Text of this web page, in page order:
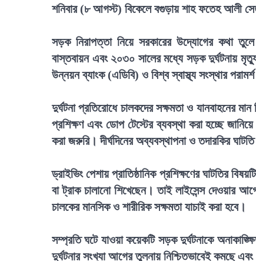
শনিবার (৮ আগস্ট) বিকেলে বগুড়ায় শাহ ফতেহ আলী
সড়ক নিরাপত্তা নিয়ে সরকারের উদ্যোগের কথা
বাস্তবায়ন এবং ২০৩০ সালের মধ্যে সড়ক দুর্ঘটনায়
উন্নয়ন ব্যাংক (এডিবি) ও বিশ্ব স্বাস্থ্য সংস্থার
দুর্ঘটনা প্রতিরোধে চালকদের সক্ষমতা ও যানবাহনের
প্রশিক্ষণ এবং ডোপ টেস্টের ব্যবস্থা করা হচ্ছে
করা জরুরি। দীর্ঘদিনের অব্যবস্থাপনা ও তদারকির
ড্রাইভিং পেশায় প্রাতিষ্ঠানিক প্রশিক্ষণের ঘাটতির
বা ট্রাক চালানো শিখেছেন। তাই লাইসেন্স দেওয়ার
চালকের মানসিক ও শারীরিক সক্ষমতা যাচাই করা হবে।
সম্প্রতি ঘটে যাওয়া কয়েকটি সড়ক দুর্ঘটনাকে
দুর্ঘটনার সংখ্যা আগের তুলনায় নিশ্চিতভাবেই কমছে